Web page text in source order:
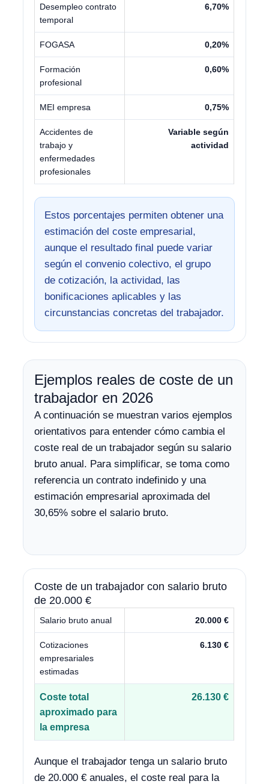
Desempleo contrato
temporal
6,70%
FOGASA 0,20%
Formación
profesional
0,60%
MEI empresa 0,75%
Accidentes de
trabajo y
enfermedades
profesionales
Variable según
actividad
Estos porcentajes permiten obtener una
estimación del coste empresarial,
aunque el resultado final puede variar
según el convenio colectivo, el grupo
de cotización, la actividad, las
bonificaciones aplicables y las
circunstancias concretas del trabajador.
Ejemplos reales de coste de un
trabajador en 2026
A continuación se muestran varios ejemplos
orientativos para entender cómo cambia el
coste real de un trabajador según su salario
bruto anual. Para simplificar, se toma como
referencia un contrato indefinido y una
estimación empresarial aproximada del
30,65% sobre el salario bruto.
Coste de un trabajador con salario bruto
de 20.000 €
Salario bruto anual 20.000 €
Cotizaciones
empresariales
estimadas
6.130 €
Coste total
aproximado para
la empresa
26.130 €
Aunque el trabajador tenga un salario bruto
de 20.000 € anuales, el coste real para la